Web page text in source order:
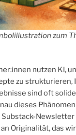
zum
nutzen KI,
zu strukturieren,
sind oft
dieses
Substack-Newsletter
Originalität, das